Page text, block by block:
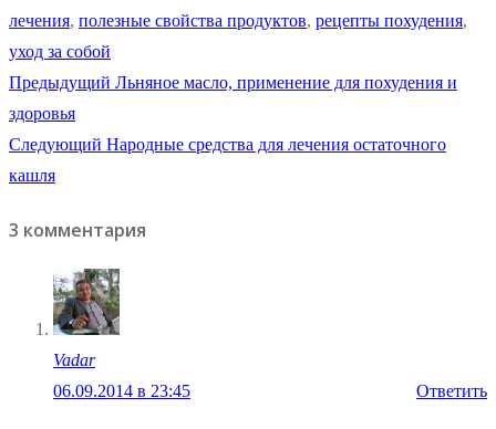
лечения, полезные свойства продуктов, рецепты похудения,
уход за собой
Навигация
по
записям
Предыдущий Предыдущая
Льняное масло, применение для похудения и
здоровья
Следующий Следующая
Народные средства для лечения остаточного
кашля
3 комментария
Vadar
06.09.2014 в 23:45
Ответить